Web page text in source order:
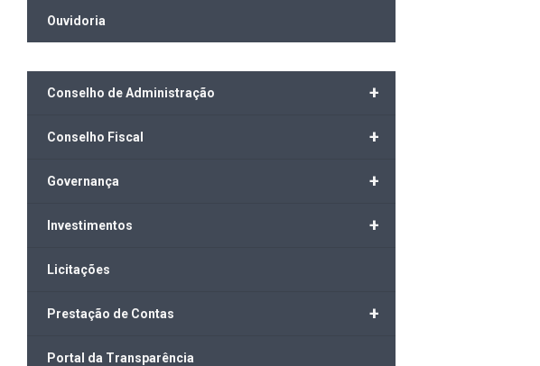
Ouvidoria
+
Conselho de Administração
+
Conselho Fiscal
+
Governança
+
Investimentos
Licitações
+
Prestação de Contas
Portal da Transparência